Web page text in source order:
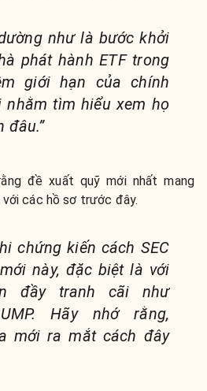
như là bước khởi
phát hành ETF trong
giới hạn của chính
nhằm tìm hiểu xem họ
đâu.”
đề xuất quỹ mới nhất mang
các hồ sơ trước đây.
chứng kiến cách SEC
này, đặc biệt là với
đầy tranh cãi như
Hãy nhớ rằng,
mới ra mắt cách đây